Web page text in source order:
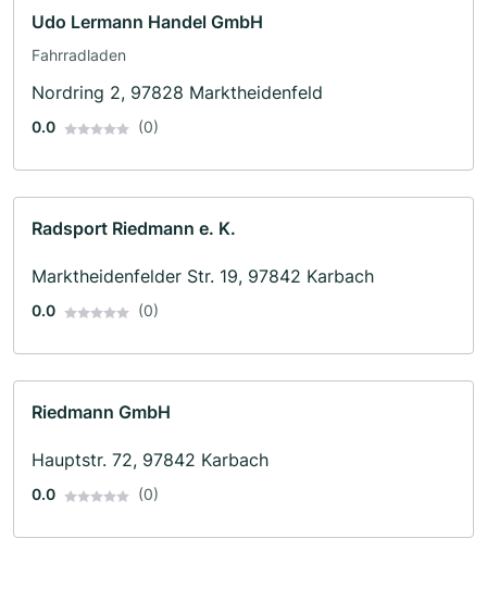
Udo Lermann Handel GmbH
Fahrradladen
Nordring 2, 97828 Marktheidenfeld
0.0 (0)
Radsport Riedmann e. K.
Marktheidenfelder Str. 19, 97842 Karbach
0.0 (0)
Riedmann GmbH
Hauptstr. 72, 97842 Karbach
0.0 (0)